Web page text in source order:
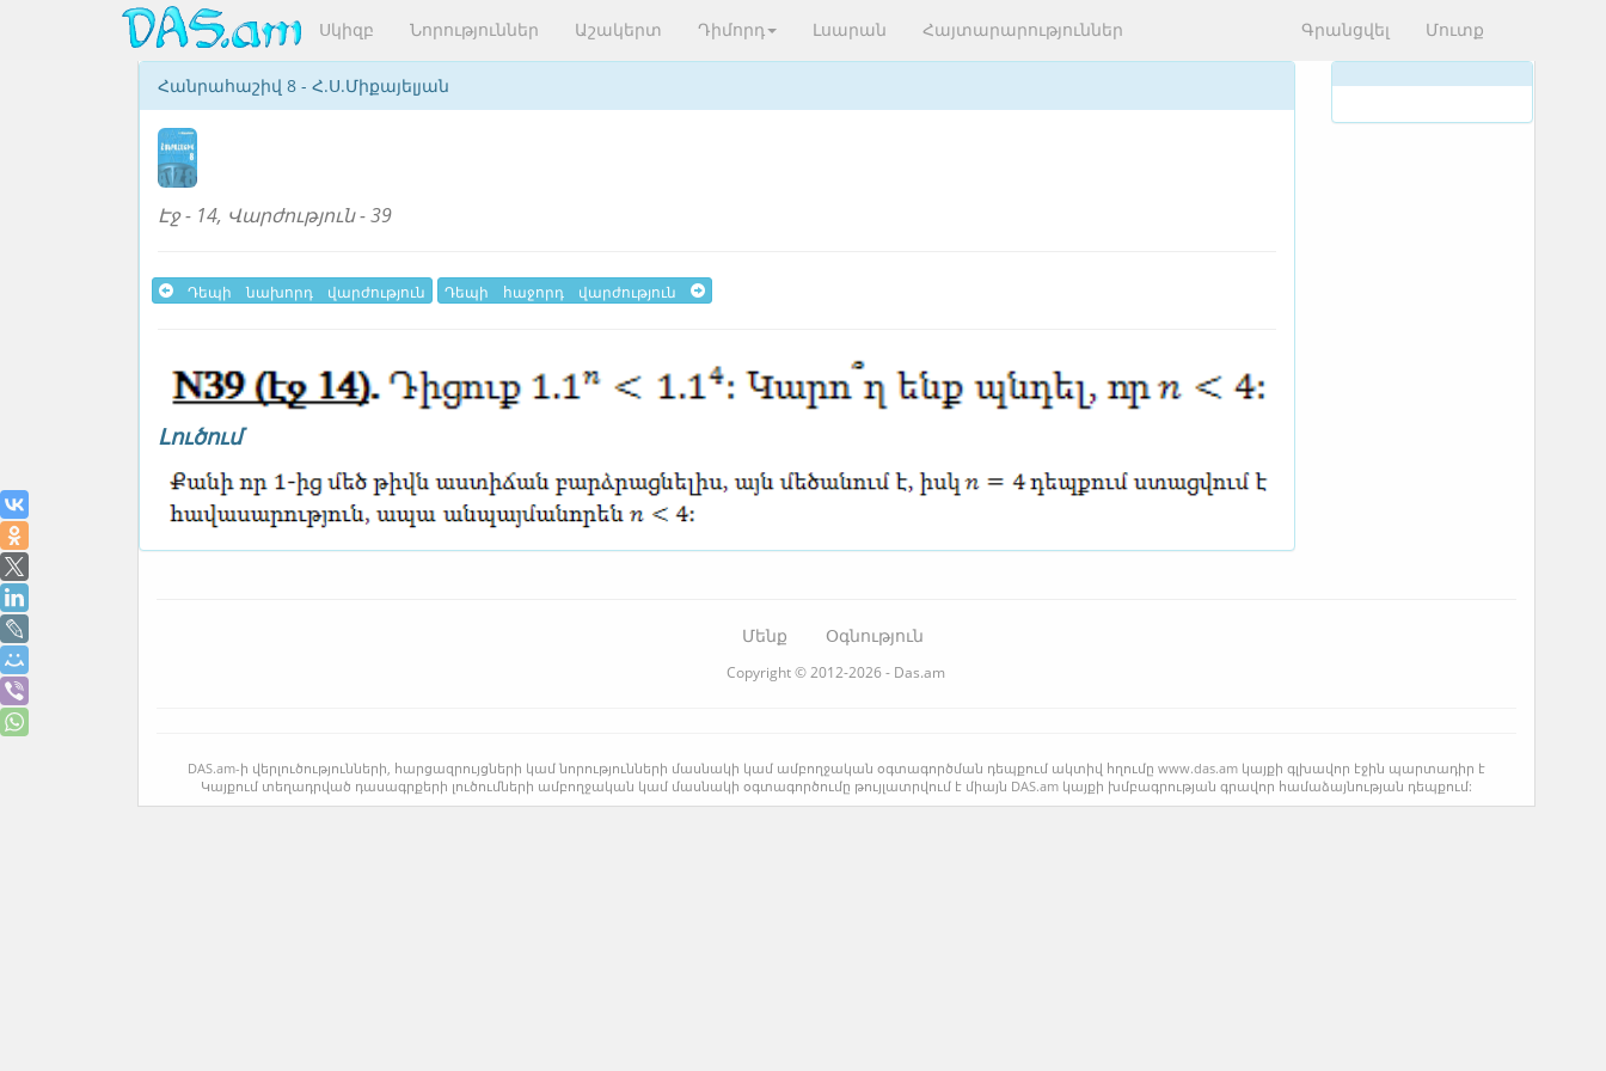
Սկիզբ Նորություններ Աշակերտ Դիմորդ Լսարան Հայտարարություններ Գրանցվել Մուտք
Հանրահաշիվ 8 - Հ.Ս.Միքայելյան
Էջ - 14, Վարժություն - 39
Դեպի նախորդ վարժություն Դեպի հաջորդ վարժություն
Լուծում
Մենք Օգնություն
Copyright © 2012-2026 - Das.am
DAS.am-ի վերլուծությունների, հարցազրույցների կամ նորությունների մասնակի կամ ամբողջական օգտագործման դեպքում ակտիվ հղումը www.das.am կայքի գլխավոր էջին պարտադիր է
Կայքում տեղադրված դասագրքերի լուծումների ամբողջական կամ մասնակի օգտագործումը թույլատրվում է միայն DAS.am կայքի խմբագրության գրավոր համաձայնության դեպքում: